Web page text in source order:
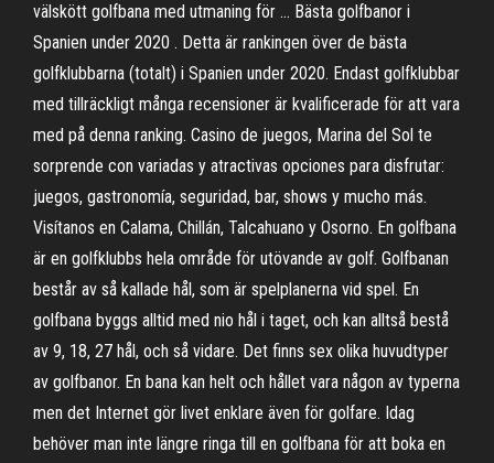
välskött golfbana med utmaning för … Bästa golfbanor i
Spanien under 2020 . Detta är rankingen över de bästa
golfklubbarna (totalt) i Spanien under 2020. Endast golfklubbar
med tillräckligt många recensioner är kvalificerade för att vara
med på denna ranking. Casino de juegos, Marina del Sol te
sorprende con variadas y atractivas opciones para disfrutar:
juegos, gastronomía, seguridad, bar, shows y mucho más.
Visítanos en Calama, Chillán, Talcahuano y Osorno. En golfbana
är en golfklubbs hela område för utövande av golf. Golfbanan
består av så kallade hål, som är spelplanerna vid spel. En
golfbana byggs alltid med nio hål i taget, och kan alltså bestå
av 9, 18, 27 hål, och så vidare. Det finns sex olika huvudtyper
av golfbanor. En bana kan helt och hållet vara någon av typerna
men det Internet gör livet enklare även för golfare. Idag
behöver man inte längre ringa till en golfbana för att boka en